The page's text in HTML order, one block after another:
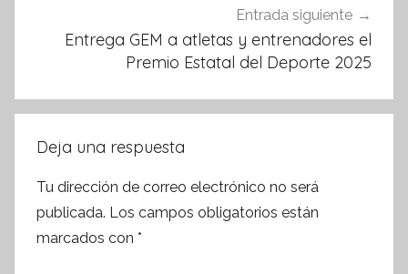
Entrada siguiente
Entrega GEM a atletas y entrenadores el
Premio Estatal del Deporte 2025
Deja una respuesta
Tu dirección de correo electrónico no será
publicada. Los campos obligatorios están
marcados con *